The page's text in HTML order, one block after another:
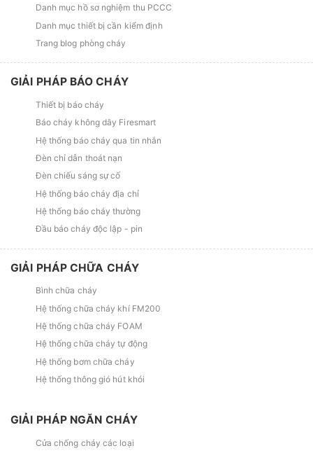
Danh mục hồ sơ nghiệm thu PCCC
Danh mục thiết bị cần kiểm định
Trang blog phòng cháy
GIẢI PHÁP BÁO CHÁY
Thiết bị báo cháy
Báo cháy không dây Firesmart
Hệ thống báo cháy qua tin nhắn
Đèn chỉ dẫn thoát nạn
Đèn chiếu sáng sự cố
Hệ thống báo cháy địa chỉ
Hệ thống báo cháy thường
Đầu báo cháy độc lập - pin
GIẢI PHÁP CHỮA CHÁY
Bình chữa cháy
Hệ thống chữa cháy khí FM200
Hệ thống chữa cháy FOAM
Hệ thống chữa cháy tự động
Hệ thống bơm chữa cháy
Hệ thống thông gió hút khói
GIẢI PHÁP NGĂN CHÁY
Cửa chống cháy các loại